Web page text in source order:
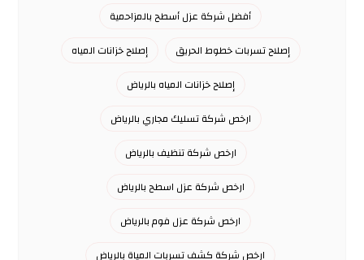
أفضل شركة عزل أسطح بالمزاحمية
إصلاح تسربات خطوط الحريق
إصلاح خزانات المياه
إصلاح خزانات المياه بالرياض
ارخص شركة تسليك مجاري بالرياض
ارخص شركة تنظيف بالرياض
ارخص شركة عزل اسطح بالرياض
ارخص شركة عزل فوم بالرياض
ارخص شركة كشف تسربات المياة بالرياض